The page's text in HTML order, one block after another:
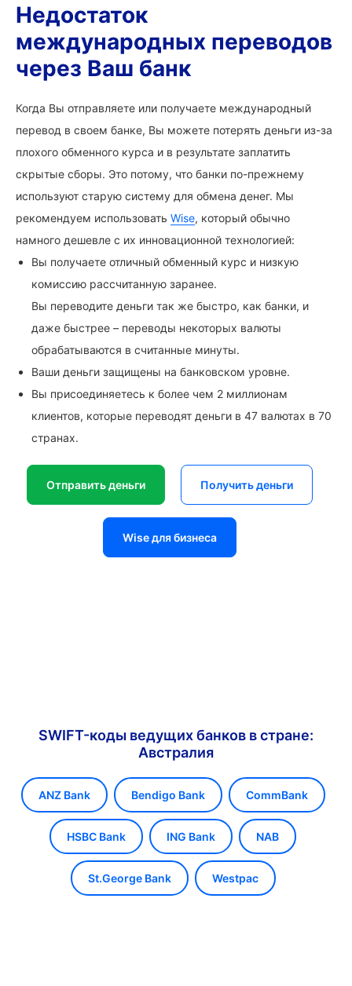
Недостаток
международных переводов
через Ваш банк
Когда Вы отправляете или получаете международный
перевод в своем банке, Вы можете потерять деньги из-за
плохого обменного курса и в результате заплатить
скрытые сборы. Это потому, что банки по-прежнему
используют старую систему для обмена денег. Мы
рекомендуем использовать Wise, который обычно
намного дешевле с их инновационной технологией:
Вы получаете отличный обменный курс и низкую
комиссию рассчитанную заранее.
Вы переводите деньги так же быстро, как банки, и
даже быстрее – переводы некоторых валюты
обрабатываются в считанные минуты.
Ваши деньги защищены на банковском уровне.
Вы присоединяетесь к более чем 2 миллионам
клиентов, которые переводят деньги в 47 валютах в 70
странах.
Отправить деньги Получить деньги
Wise для бизнеса
SWIFT-коды ведущих банков в стране:
Австралия
ANZ Bank Bendigo Bank CommBank
HSBC Bank ING Bank NAB
St.George Bank Westpac